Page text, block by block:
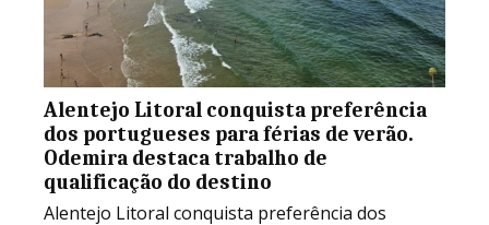
Alentejo Litoral conquista preferência
dos portugueses para férias de verão.
Odemira destaca trabalho de
qualificação do destino
Alentejo Litoral conquista preferência dos